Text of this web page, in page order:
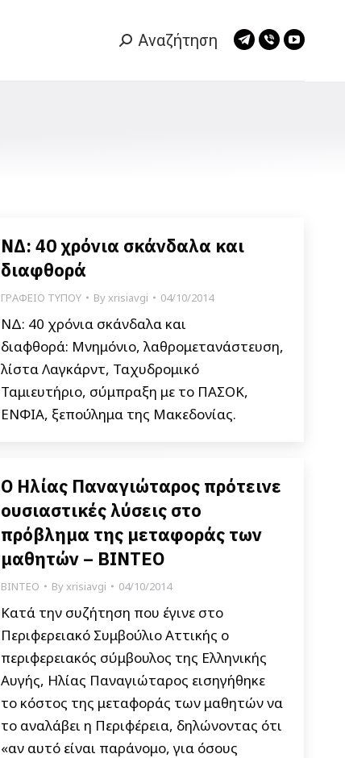
Search:
Αναζήτηση
Telegram
Viber
ΝΔ: 40 χρόνια σκάνδαλα και
διαφθορά
ΓΡΑΦΕΙΟ ΤΥΠΟΥ Byxrisiavgi 04/10/2014
ΝΔ: 40 χρόνια σκάνδαλα και
διαφθορά: Μνημόνιο, λαθρομετανάστευση,
λίστα Λαγκάρντ, Ταχυδρομικό
Ταμιευτήριο, σύμπραξη με το ΠΑΣΟΚ,
ΕΝΦΙΑ, ξεπούλημα της Μακεδονίας.
Ο Ηλίας Παναγιώταρος πρότεινε
ουσιαστικές λύσεις στο
πρόβλημα της μεταφοράς των
μαθητών – ΒΙΝΤΕΟ
ΒΙΝΤΕΟ Byxrisiavgi 04/10/2014
Κατά την συζήτηση που έγινε στο
Περιφερειακό Συμβούλιο Αττικής ο
περιφερειακός σύμβουλος της Ελληνικής
Αυγής, Ηλίας Παναγιώταρος εισηγήθηκε
το κόστος της μεταφοράς των μαθητών να
το αναλάβει η Περιφέρεια, δηλώνοντας ότι
«αν αυτό είναι παράνομο, για όσους